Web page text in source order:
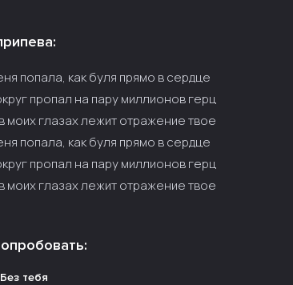
попала, как буля прямо в сердце
пропал на пару миллионов герц
моих глазах лежит отражение твое
попала, как буля прямо в сердце
пропал на пару миллионов герц
моих глазах лежит отражение твое
Без тебя